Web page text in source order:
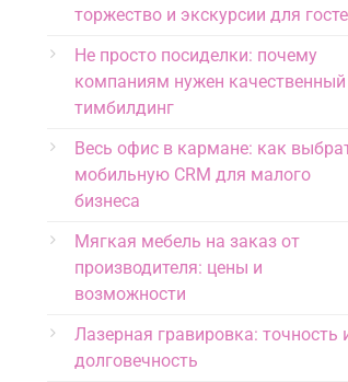
торжество и экскурсии для
Не просто посиделки: почему
компаниям нужен качественный
тимбилдинг
Весь офис в кармане: как
мобильную CRM для малого
бизнеса
Мягкая мебель на заказ от
производителя: цены и
возможности
Лазерная гравировка: точность
долговечность